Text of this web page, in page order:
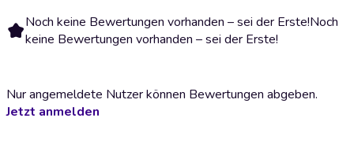
Noch keine Bewertungen vorhanden – sei der Erste!Noch
keine Bewertungen vorhanden – sei der Erste!
Nur angemeldete Nutzer können Bewertungen abgeben.
Jetzt anmelden